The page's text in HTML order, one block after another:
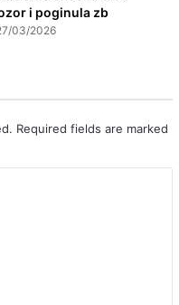
i poginula zb
03/2026
Required fields are marked